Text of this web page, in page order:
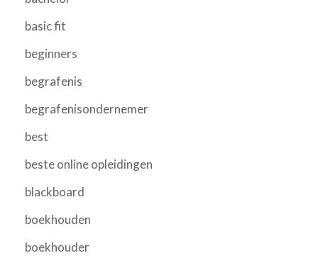
basic fit
beginners
begrafenis
begrafenisondernemer
best
beste online opleidingen
blackboard
boekhouden
boekhouder